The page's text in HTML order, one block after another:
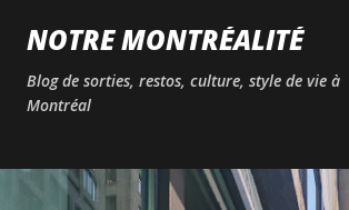
Passer au contenu principal
NOTRE MONTRÉALITÉ
Blog de sorties, restos, culture, style de vie à
Montréal